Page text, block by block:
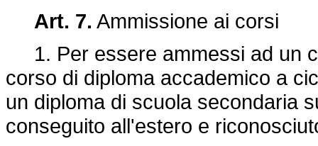
Art. 7. Ammissione ai corsi
1. Per essere ammessi ad un
corso di diploma accademico a
un diploma di scuola secondaria
conseguito all'estero e